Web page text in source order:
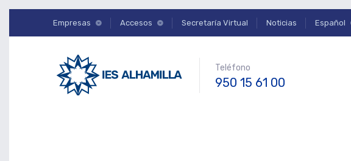
Empresas Accesos Secretaría Virtual Noticias Español
Teléfono
950 15 61 00